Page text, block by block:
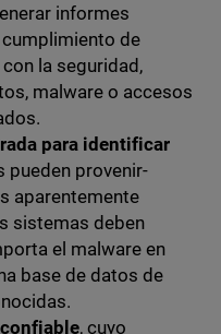
informes
de
la seguridad,
malware o accesos
para identificar
pueden provenir-
aparentemente
sistemas deben
el malware en
base de datos de
, cuyo